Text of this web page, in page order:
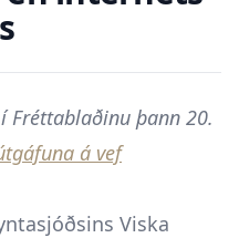
þann 20.
á vef
Viska